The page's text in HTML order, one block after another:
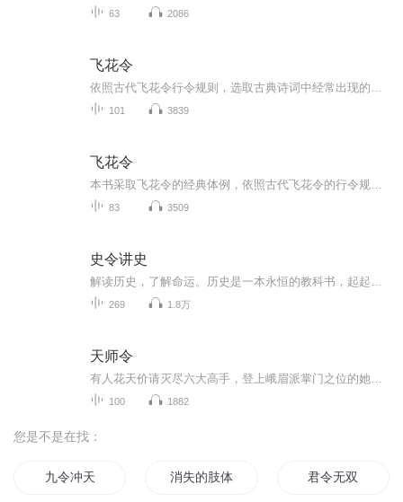
63 2086
飞花令
101 3839
飞花令
83 3509
史令讲史
269 1.8万
天师令
100 1882
您是不是在找：
九令冲天 消失的肢体 君令无双